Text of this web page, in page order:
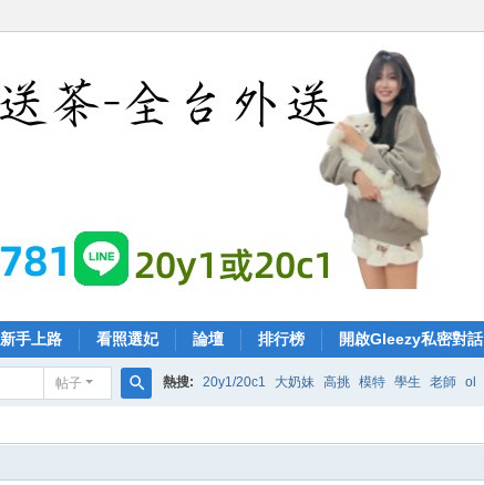
新手上路 看照選妃 論壇 排行榜 開啟Gleezy私密對話
帖子
索
熱搜: 20y1/20c1 大奶妹 高挑 模特 學生 老師 ol